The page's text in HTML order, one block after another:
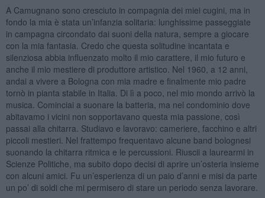
A Camugnano sono cresciuto in compagnia dei miei cugini, ma in
fondo la mia è stata un’infanzia solitaria: lunghissime passeggiate
in campagna circondato dai suoni della natura, sempre a giocare
con la mia fantasia. Credo che questa solitudine incantata e
silenziosa abbia influenzato molto il mio carattere, il mio futuro e
anche il mio mestiere di produttore artistico. Nel 1960, a 12 anni,
andai a vivere a Bologna con mia madre e finalmente mio padre
tornò in pianta stabile in Italia. Di lì a poco, nel mio mondo arrivò la
musica. Cominciai a suonare la batteria, ma nel condominio dove
abitavamo i vicini non sopportavano questa mia passione, così
passai alla chitarra. Studiavo e lavoravo: cameriere, facchino e altri
piccoli mestieri. Nel frattempo frequentavo alcune band bolognesi
suonando la chitarra ritmica e le percussioni. Riuscii a laurearmi in
Scienze Politiche, ma subito dopo decisi di aprire un’osteria insieme
con alcuni amici. Fu un’esperienza di un paio d’anni e misi da parte
un po’ di soldi che mi permisero di stare un periodo senza lavorare.